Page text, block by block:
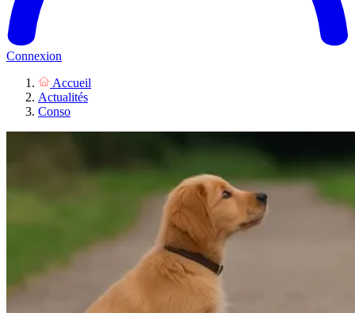
Connexion
Accueil
Actualités
Conso